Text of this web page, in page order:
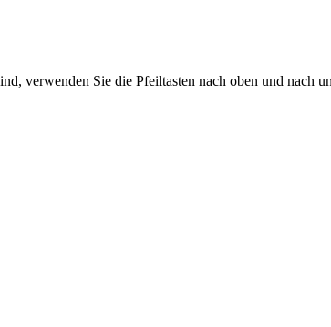
verwenden Sie die Pfeiltasten nach oben und nach